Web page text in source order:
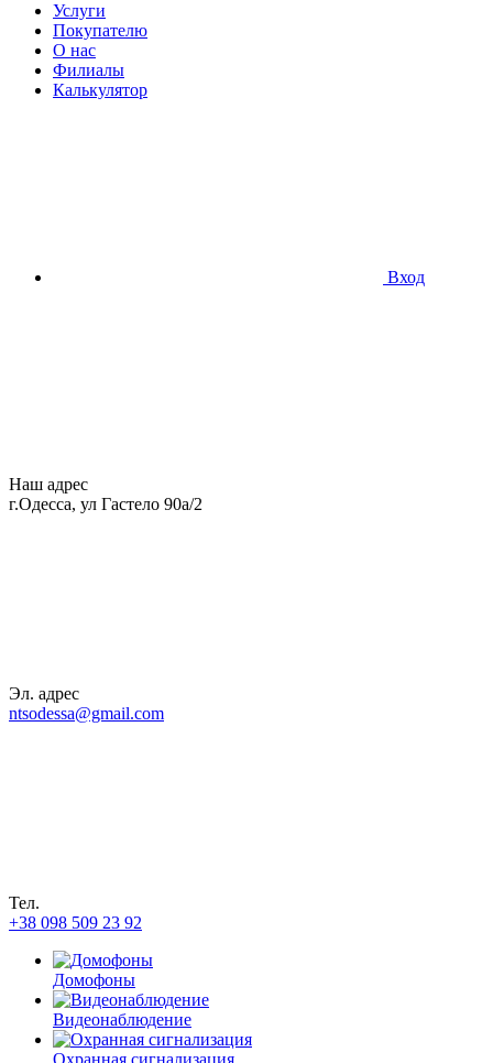
Услуги
Покупателю
О нас
Филиалы
Калькулятор
Вход
Наш адрес
г.Одесса, ул Гастело 90а/2
Эл. адрес
ntsodessa@gmail.com
Тел.
+38 098 509 23 92
Домофоны
Видеонаблюдение
Охранная сигнализация